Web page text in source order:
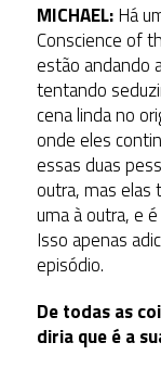
MICHAEL:Há
Conscience of
estão andando
tentando
cena linda no
onde eles
essas duas
outra, mas
uma à outra, e
Isso apenas
episódio.
De todas as
diria que é a